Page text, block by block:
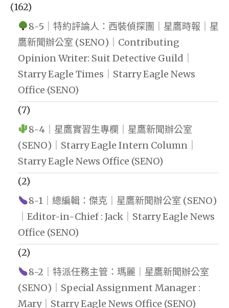
(162)
8-5｜特約評論人：西裝偵探團｜星鷹時報｜星
鷹新聞辦公室 (SENO)｜Contributing
Opinion Writer: Suit Detective Guild｜
Starry Eagle Times｜Starry Eagle News
Office (SENO)
(7)
8-4｜星鷹實習生專欄｜星鷹新聞辦公室
(SENO)｜Starry Eagle Intern Column｜
Starry Eagle News Office (SENO)
(2)
8-1｜總編輯：傑克｜星鷹新聞辦公室 (SENO)
｜Editor-in-Chief : Jack｜Starry Eagle News
Office (SENO)
(2)
8-2｜特派任務主管：瑪麗｜星鷹新聞辦公室
(SENO)｜Special Assignment Manager :
Mary｜Starry Eagle News Office (SENO)